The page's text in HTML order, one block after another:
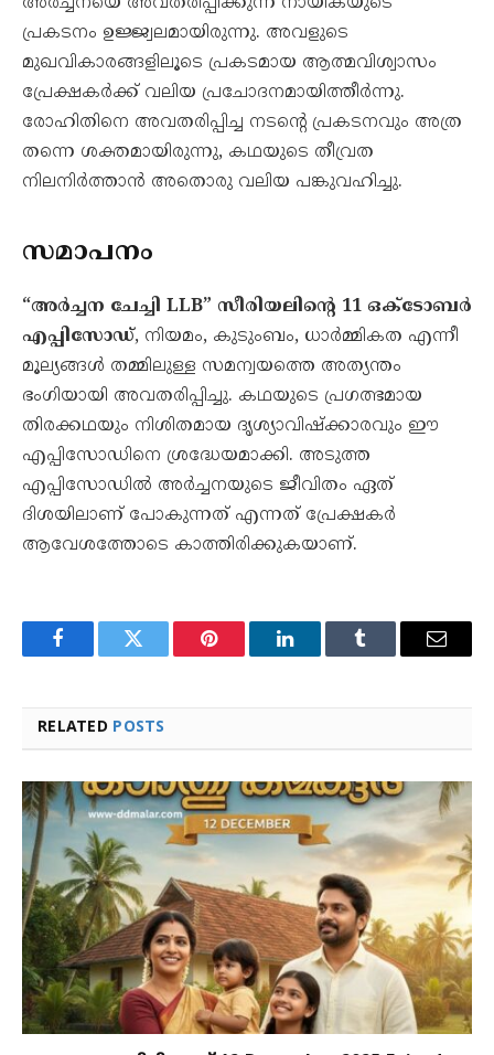
പ്രകടനം ഉജ്ജ്വലമായിരുന്നു. അവളുടെ
മുഖവികാരങ്ങളിലൂടെ പ്രകടമായ ആത്മവിശ്വാസം
പ്രേക്ഷകർക്ക് വലിയ പ്രചോദനമായിത്തീർന്നു.
രോഹിതിനെ അവതരിപ്പിച്ച നടന്റെ പ്രകടനവും അത്ര
തന്നെ ശക്തമായിരുന്നു, കഥയുടെ തീവ്രത
നിലനിർത്താൻ അതൊരു വലിയ പങ്കുവഹിച്ചു.
സമാപനം
“അർച്ചന ചേച്ചി LLB” സീരിയലിന്റെ 11 ഒക്‌ടോബർ
എപ്പിസോഡ്, നിയമം, കുടുംബം, ധാർമ്മികത എന്നീ
മൂല്യങ്ങൾ തമ്മിലുള്ള സമന്വയത്തെ അത്യന്തം
ഭംഗിയായി അവതരിപ്പിച്ചു. കഥയുടെ പ്രഗത്ഭമായ
തിരക്കഥയും നിശിതമായ ദൃശ്യാവിഷ്‌ക്കാരവും ഈ
എപ്പിസോഡിനെ ശ്രദ്ധേയമാക്കി. അടുത്ത
എപ്പിസോഡിൽ അർച്ചനയുടെ ജീവിതം ഏത്
ദിശയിലാണ് പോകുന്നത് എന്നത് പ്രേക്ഷകർ
ആവേശത്തോടെ കാത്തിരിക്കുകയാണ്.
FacebookTwitter Pinterest LinkedInTumblr Email
RELATED POSTS